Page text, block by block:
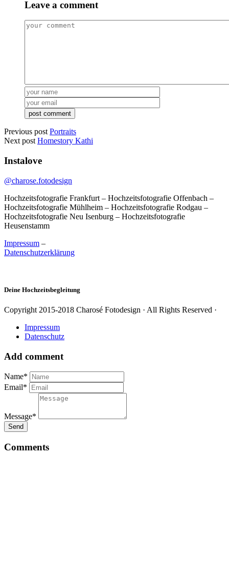
Leave a comment
Previous post Portraits
Next post Homestory Kathi
Instalove
@charose.fotodesign
Hochzeitsfotografie Frankfurt – Hochzeitsfotografie Offenbach –
Hochzeitsfotografie Mühlheim – Hochzeitsfotografie Rodgau –
Hochzeitsfotografie Neu Isenburg – Hochzeitsfotografie
Heusenstamm
Impressum –
Datenschutzerklärung
Deine Hochzeitsbegleitung
Copyright 2015-2018 Charosé Fotodesign · All Rights Reserved ·
Impressum
Datenschutz
Add comment
Name*
Email*
Message*
Send
Comments